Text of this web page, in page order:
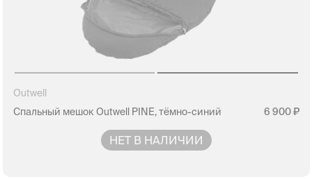
Outwell
Спальный мешок Outwell PINE, тёмно-синий
6 900
НЕТ В НАЛИЧИИ